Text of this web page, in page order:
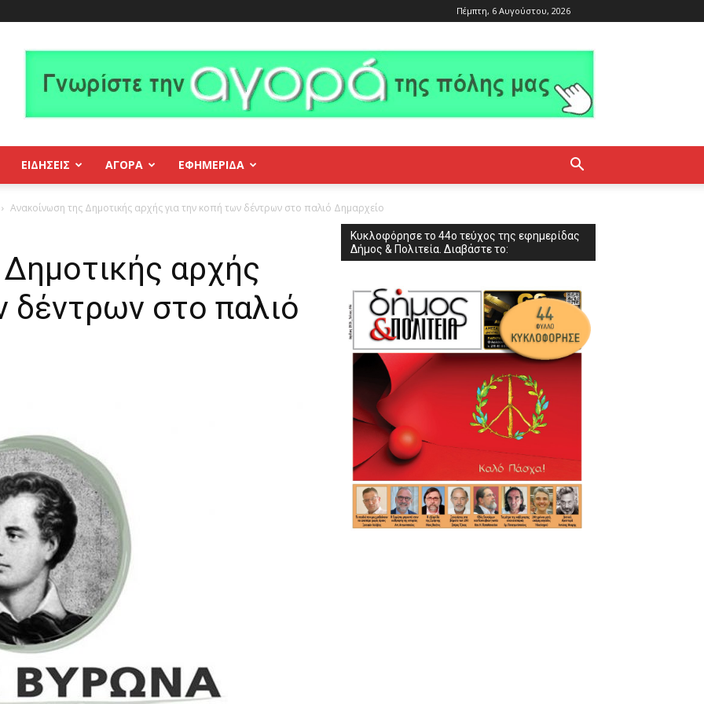
Πέμπτη, 6 Αυγούστου, 2026
ΕΙΔΗΣΕΙΣ ΑΓΟΡΑ ΕΦΗΜΕΡΊΔΑ
Ανακοίνωση της Δημοτικής αρχής για την κοπή των δέντρων στο παλιό Δημαρχείο
αρχής
δέντρων στο παλιό
Κυκλοφόρησε το 44ο τεύχος της εφημερίδας
Δήμος & Πολιτεία. Διαβάστε το: